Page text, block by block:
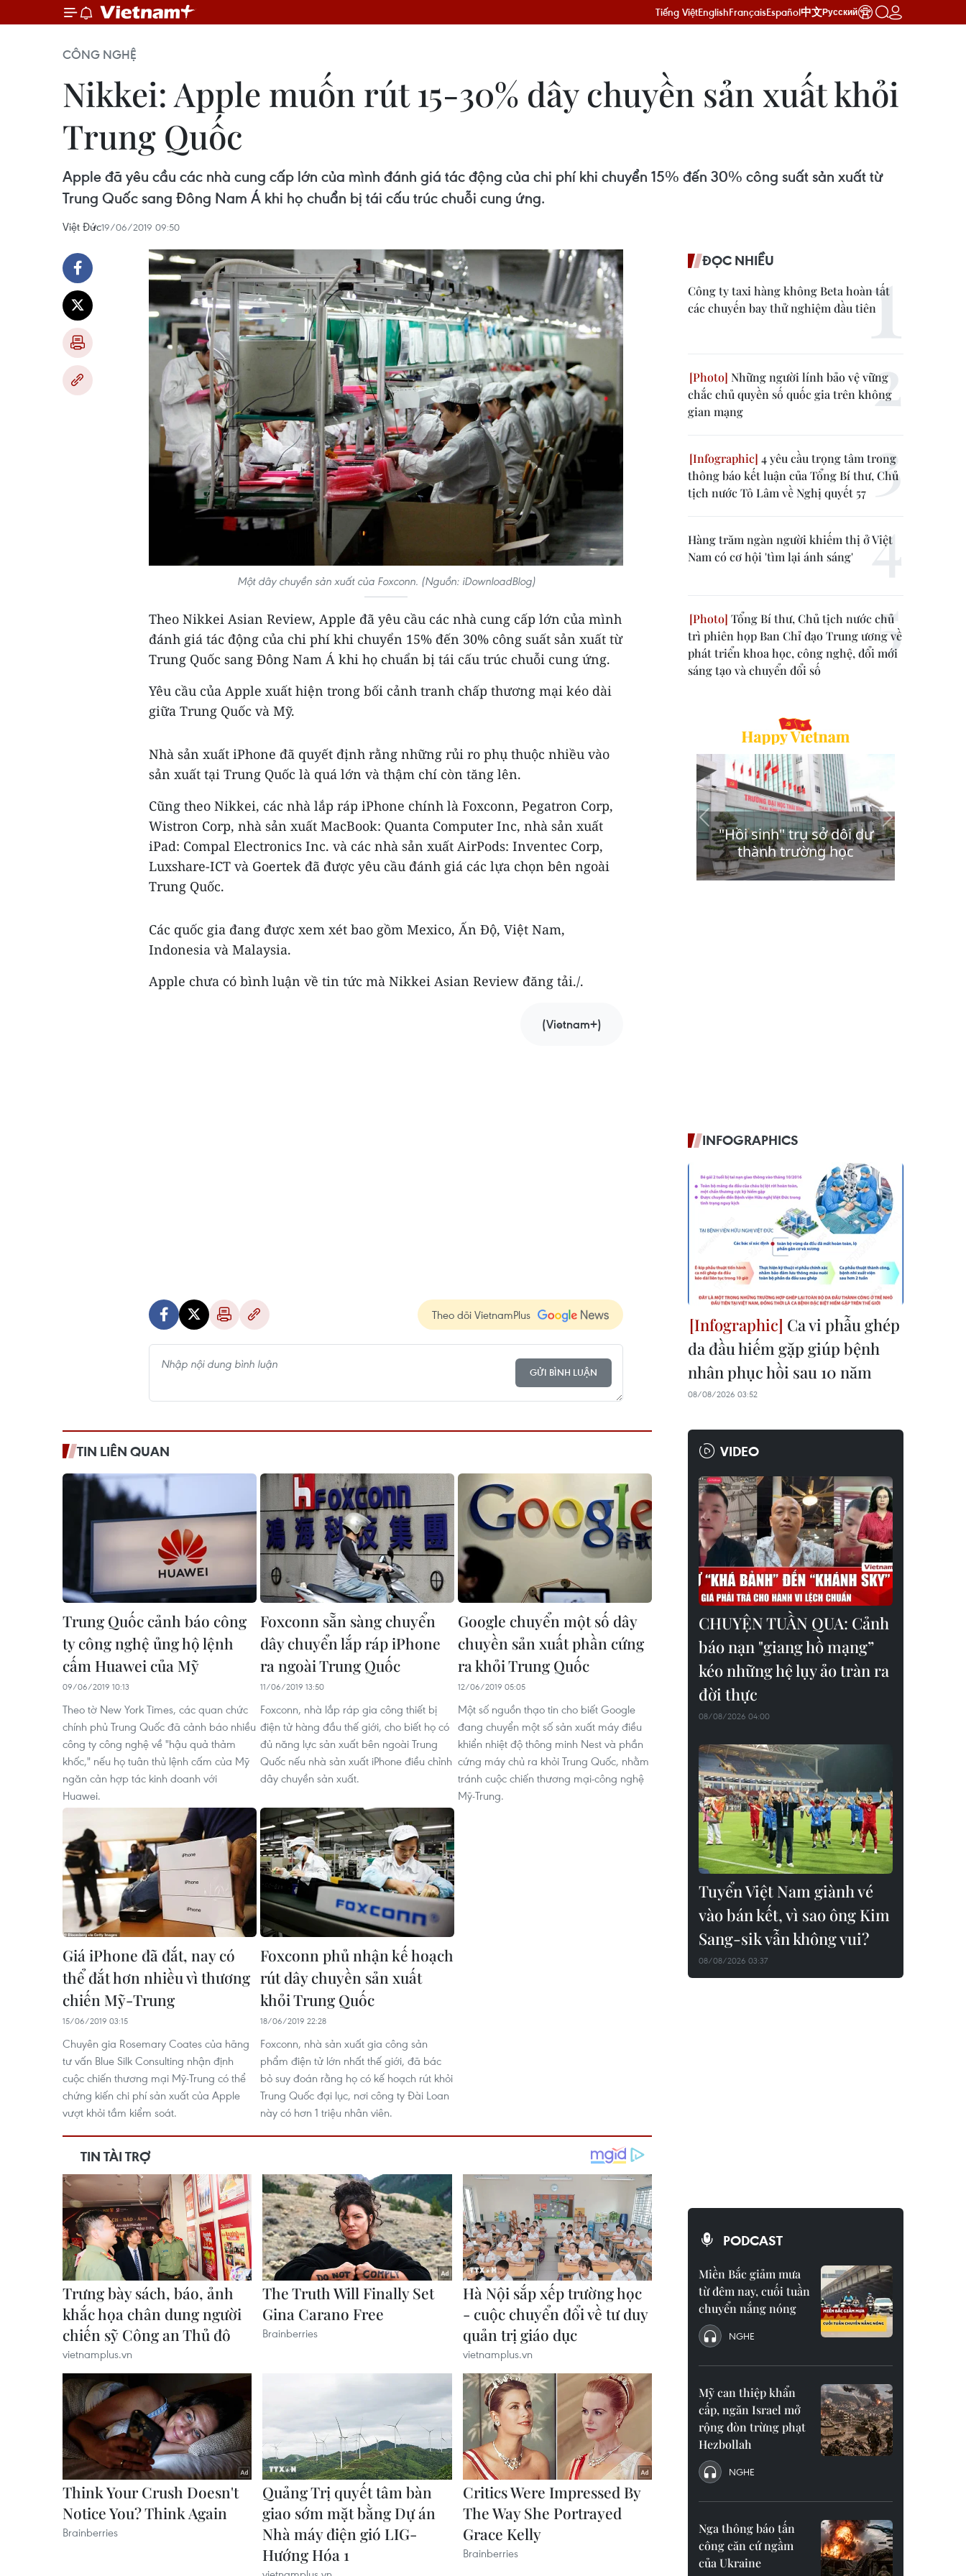
Tiếng ViệtEnglishFrançaisEspañol中文Русский
CÔNG NGHỆ
Nikkei: Apple muốn rút 15-30% dây chuyền sản xuất khỏi
Trung Quốc
Apple đã yêu cầu các nhà cung cấp lớn của mình đánh giá tác động của chi phí khi chuyển 15% đến 30% công suất sản xuất từ ​​
Trung Quốc sang Đông Nam Á khi họ chuẩn bị tái cấu trúc chuỗi cung ứng.
Việt Đức19/06/2019 09:50
Một dây chuyền sản xuất của Foxconn. (Nguồn: iDownloadBlog)
Theo Nikkei Asian Review, Apple đã yêu cầu các nhà cung cấp lớn của mình
đánh giá tác động của chi phí khi chuyển 15% đến 30% công suất sản xuất từ
Trung Quốc sang Đông Nam Á khi họ chuẩn bị tái cấu trúc chuỗi cung ứng.
Yêu cầu của Apple xuất hiện trong bối cảnh tranh chấp thương mại kéo dài
giữa Trung Quốc và Mỹ.
Nhà sản xuất iPhone đã quyết định rằng những rủi ro phụ thuộc nhiều vào
sản xuất tại Trung Quốc là quá lớn và thậm chí còn tăng lên.
Cũng theo Nikkei, các nhà lắp ráp iPhone chính là Foxconn, Pegatron Corp,
Wistron Corp, nhà sản xuất MacBook: Quanta Computer Inc, nhà sản xuất
iPad: Compal Electronics Inc. và các nhà sản xuất AirPods: Inventec Corp,
Luxshare-ICT và Goertek đã được yêu cầu đánh giá các lựa chọn bên ngoài
Trung Quốc.
Các quốc gia đang được xem xét bao gồm Mexico, Ấn Độ, Việt Nam,
Indonesia và Malaysia.
Apple chưa có bình luận về tin tức mà Nikkei Asian Review đăng tải./.
(Vietnam+)
Theo dõi VietnamPlus
GỬI BÌNH LUẬN
TIN LIÊN QUAN
Trung Quốc cảnh báo công
ty công nghệ ủng hộ lệnh
cấm Huawei của Mỹ
09/06/2019 10:13
Theo tờ New York Times, các quan chức
chính phủ Trung Quốc đã cảnh báo nhiều
công ty công nghệ về "hậu quả thảm
khốc," nếu họ tuân thủ lệnh cấm của Mỹ
ngăn cản hợp tác kinh doanh với
Huawei.
Foxconn sẵn sàng chuyển
dây chuyển lắp ráp iPhone
ra ngoài Trung Quốc
11/06/2019 13:50
Foxconn, nhà lắp ráp gia công thiết bị
điện tử hàng đầu thế giới, cho biết họ có
đủ năng lực sản xuất bên ngoài Trung
Quốc nếu nhà sản xuất iPhone điều chỉnh
dây chuyền sản xuất.
Google chuyển một số dây
chuyền sản xuất phần cứng
ra khỏi Trung Quốc
12/06/2019 05:05
Một số nguồn thạo tin cho biết Google
đang chuyển một số sản xuất máy điều
khiển nhiệt độ thông minh Nest và phần
cứng máy chủ ra khỏi Trung Quốc, nhằm
tránh cuộc chiến thương mại-công nghệ
Mỹ-Trung.
Giá iPhone đã đắt, nay có
thể đắt hơn nhiều vì thương
chiến Mỹ-Trung
15/06/2019 03:15
Chuyên gia Rosemary Coates của hãng
tư vấn Blue Silk Consulting nhận định
cuộc chiến thương mại Mỹ-Trung có thể
chứng kiến ​​chi phí sản xuất của Apple
vượt khỏi tầm kiểm soát.
Foxconn phủ nhận kế hoạch
rút dây chuyền sản xuất
khỏi Trung Quốc
18/06/2019 22:28
Foxconn, nhà sản xuất gia công sản
phẩm điện tử lớn nhất thế giới, đã bác
bỏ suy đoán rằng họ có kế hoạch rút khỏi
Trung Quốc đại lục, nơi công ty Đài Loan
này có hơn 1 triệu nhân viên.
ĐỌC NHIỀU
Công ty taxi hàng không Beta hoàn tất
các chuyến bay thử nghiệm đầu tiên
Những người lính bảo vệ vững
chắc chủ quyền số quốc gia trên không
gian mạng
4 yêu cầu trọng tâm trong
thông báo kết luận của Tổng Bí thư, Chủ
tịch nước Tô Lâm về Nghị quyết 57
Hàng trăm ngàn người khiếm thị ở Việt
Nam có cơ hội 'tìm lại ánh sáng'
Tổng Bí thư, Chủ tịch nước chủ
trì phiên họp Ban Chỉ đạo Trung ương về
phát triển khoa học, công nghệ, đổi mới
sáng tạo và chuyển đổi số
INFOGRAPHICS
Ca vi phẫu ghép
da đầu hiếm gặp giúp bệnh
nhân phục hồi sau 10 năm
08/08/2026 03:52
VIDEO
CHUYỆN TUẦN QUA: Cảnh
báo nạn "giang hồ mạng”
kéo những hệ lụy ảo tràn ra
đời thực
08/08/2026 04:00
Tuyển Việt Nam giành vé
vào bán kết, vì sao ông Kim
Sang-sik vẫn không vui?
08/08/2026 03:37
PODCAST
Miền Bắc giảm mưa
từ đêm nay, cuối tuần
chuyển nắng nóng
NGHE
Mỹ can thiệp khẩn
cấp, ngăn Israel mở
rộng đòn trừng phạt
Hezbollah
NGHE
Nga thông báo tấn
công căn cứ ngầm
của Ukraine